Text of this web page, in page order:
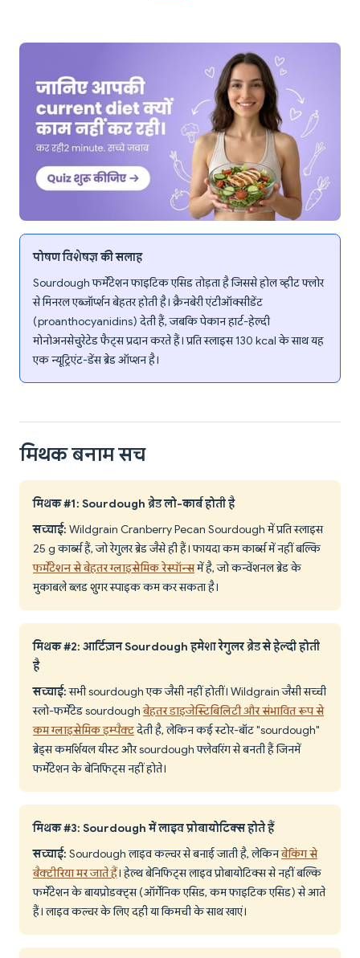
पोषण विशेषज्ञ की सलाह
Sourdough फर्मेंटेशन फाइटिक एसिड तोड़ता है जिससे होल व्हीट फ्लोर
से मिनरल एब्जॉर्प्शन बेहतर होती है। क्रैनबेरी एंटीऑक्सीडेंट
(proanthocyanidins) देती हैं, जबकि पेकान हार्ट-हेल्दी
मोनोअनसेचुरेटेड फैट्स प्रदान करते हैं। प्रति स्लाइस 130 kcal के साथ यह
एक न्यूट्रिएंट-डेंस ब्रेड ऑप्शन है।
मिथक बनाम सच
मिथक #1: Sourdough ब्रेड लो-कार्ब होती है
सच्चाई: Wildgrain Cranberry Pecan Sourdough में प्रति स्लाइस
25 g कार्ब्स हैं, जो रेगुलर ब्रेड जैसे ही हैं। फायदा कम कार्ब्स में नहीं बल्कि
फर्मेंटेशन से बेहतर ग्लाइसेमिक रेस्पॉन्समें है, जो कन्वेंशनल ब्रेड के
मुकाबले ब्लड शुगर स्पाइक कम कर सकता है।
मिथक #2: आर्टिज़न Sourdough हमेशा रेगुलर ब्रेड से हेल्दी होती
है
सच्चाई:सभी sourdough एक जैसी नहीं होतीं। Wildgrain जैसी सच्ची
स्लो-फर्मेंटेड sourdoughबेहतर डाइजेस्टिबिलिटी और संभावित रूप से
कम ग्लाइसेमिक इम्पैक्टदेती है, लेकिन कई स्टोर-बॉट "sourdough"
ब्रेड्स कमर्शियल यीस्ट और sourdough फ्लेवरिंग से बनती हैं जिनमें
फर्मेंटेशन के बेनिफिट्स नहीं होते।
मिथक #3: Sourdough में लाइव प्रोबायोटिक्स होते हैं
सच्चाई: Sourdough लाइव कल्चर से बनाई जाती है, लेकिनबेकिंग से
बैक्टीरिया मर जाते हैं। हेल्थ बेनिफिट्स लाइव प्रोबायोटिक्स से नहीं बल्कि
फर्मेंटेशन के बायप्रोडक्ट्स (ऑर्गेनिक एसिड, कम फाइटिक एसिड) से आते
हैं। लाइव कल्चर के लिए दही या किमची के साथ खाएं।